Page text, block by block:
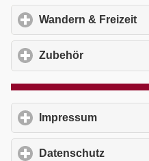
Wandern & Freizeit
Zubehör
Impressum
Datenschutz